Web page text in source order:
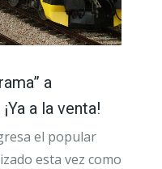
a
a la venta!
el popular
esta vez como